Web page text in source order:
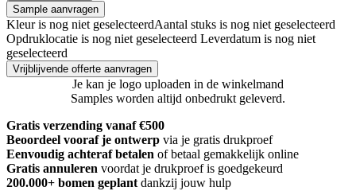
Sample aanvragen
Kleur is nog niet geselecteerdAantal stuks is nog niet geselecteerd
Opdruklocatie is nog niet geselecteerd Leverdatum is nog niet
geselecteerd
Vrijblijvende offerte aanvragen
Je kan je logo uploaden in de winkelmand
Samples worden altijd onbedrukt geleverd.
Gratis verzending vanaf €500
Beoordeel vooraf je ontwerp via je gratis drukproef
Eenvoudig achteraf betalen of betaal gemakkelijk online
Gratis annuleren voordat je drukproef is goedgekeurd
200.000+ bomen geplant dankzij jouw hulp